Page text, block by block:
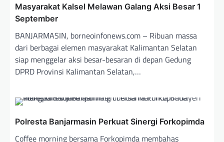
Masyarakat Kalsel Melawan Galang Aksi Besar 1
September
BANJARMASIN, borneoinfonews.com – Ribuan massa
dari berbagai elemen masyarakat Kalimantan Selatan
siap menggelar aksi besar-besaran di depan Gedung
DPRD Provinsi Kalimantan Selatan,…
Polresta Banjarmasin Perkuat Sinergi Forkopimda
Coffee morning bersama Forkopimda membahas